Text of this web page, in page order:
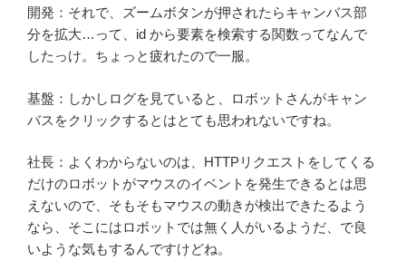
開発：それで、ズームボタンが押されたらキャンバス部
分を拡大…って、id から要素を検索する関数ってなんで
したっけ。ちょっと疲れたので一服。
基盤：しかしログを見ていると、ロボットさんがキャン
バスをクリックするとはとても思われないですね。
社長：よくわからないのは、HTTPリクエストをしてくる
だけのロボットがマウスのイベントを発生できるとは思
えないので、そもそもマウスの動きが検出できたるよう
なら、そこにはロボットでは無く人がいるようだ、で良
いような気もするんですけどね。